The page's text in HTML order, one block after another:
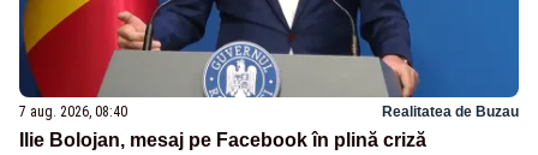
7 aug. 2026, 08:40 Realitatea de Buzau
Ilie Bolojan, mesaj pe Facebook în plină criză